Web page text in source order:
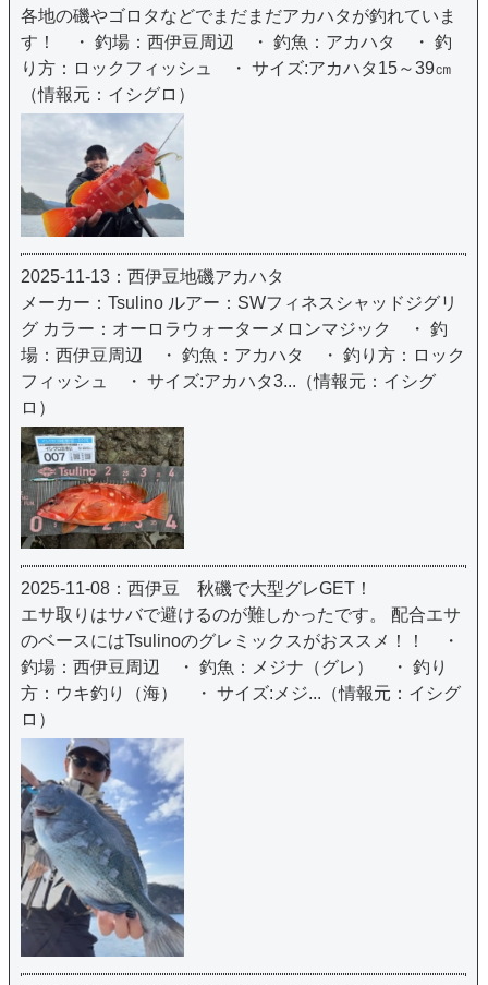
各地の磯やゴロタなどでまだまだアカハタが釣れていま
す！ ・ 釣場：西伊豆周辺 ・ 釣魚：アカハタ ・ 釣
り方：ロックフィッシュ ・ サイズ:アカハタ15～39㎝
（情報元：イシグロ）
2025-11-13：西伊豆地磯アカハタ
メーカー：Tsulino ルアー：SWフィネスシャッドジグリ
グ カラー：オーロラウォーターメロンマジック ・ 釣
場：西伊豆周辺 ・ 釣魚：アカハタ ・ 釣り方：ロック
フィッシュ ・ サイズ:アカハタ3...（情報元：イシグ
ロ）
2025-11-08：西伊豆 秋磯で大型グレGET！
エサ取りはサバで避けるのが難しかったです。 配合エサ
のベースにはTsulinoのグレミックスがおススメ！！ ・
釣場：西伊豆周辺 ・ 釣魚：メジナ（グレ） ・ 釣り
方：ウキ釣り（海） ・ サイズ:メジ...（情報元：イシグ
ロ）